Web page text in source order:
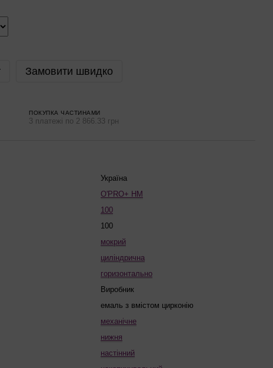
Замовити швидко
ПОКУПКА ЧАСТИНАМИ
3 платежі по 2 866.33 грн
Україна
O'PRO+ HM
100
100
мокрий
циліндрична
горизонтально
Виробник
емаль з вмістом цирконію
механічне
нижня
настінний